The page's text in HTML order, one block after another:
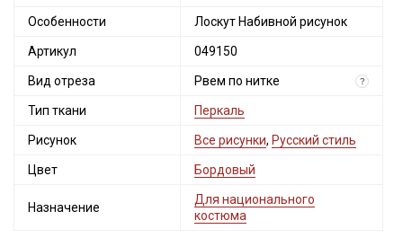
Особенности Лоскут Набивной рисунок
Артикул 049150
Вид отреза Рвем по нитке ?
Тип ткани Перкаль
Рисунок Все рисунки, Русский стиль
Цвет Бордовый
Назначение
Для национального
костюма